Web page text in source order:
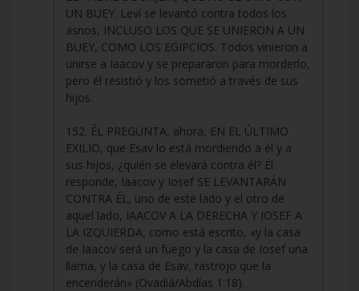
UN BUEY. Leví se levantó contra todos los
asnos, INCLUSO LOS QUE SE UNIERON A UN
BUEY, COMO LOS EGIPCIOS. Todos vinieron a
unirse a Iaacov y se prepararon para morderlo,
pero él resistió y los sometió a través de sus
hijos.
152. ÉL PREGUNTA, ahora, EN EL ÚLTIMO
EXILIO, que Esav lo está mordiendo a él y a
sus hijos, ¿quién se elevará contra él? Él
responde, Iaacov y Iosef SE LEVANTARÁN
CONTRA ÉL, uno de este lado y el otro de
aquel lado, IAACOV A LA DERECHA Y IOSEF A
LA IZQUIERDA, como está escrito, «y la casa
de Iaacov será un fuego y la casa de Iosef una
llama, y la casa de Esav, rastrojo que la
encenderán» (Ovadiá/Abdías 1:18).